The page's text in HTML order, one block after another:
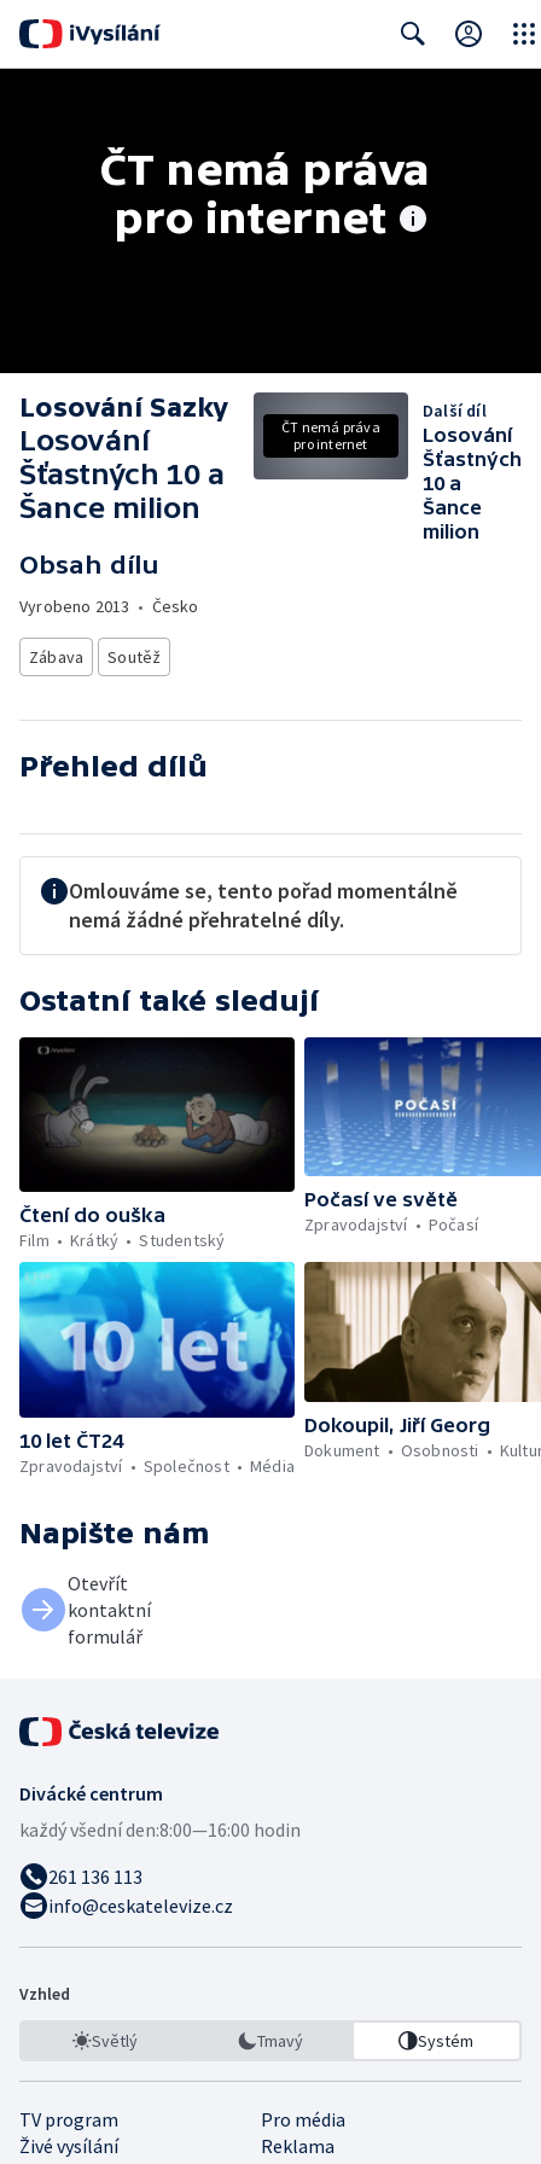
ČT nemá práva
pro internet
Losování Sazky
Losování
Šťastných 10 a
Šance milion
Obsah dílu
Vyrobeno 2013 • Česko
Zábava Soutěž
ČT nemá práva
pro internet
Další díl
Losování
Šťastných
10 a
Šance
milion
Přehled dílů
Omlouváme se, tento pořad momentálně
nemá žádné přehratelné díly.
Ostatní také sledují
Čtení do ouška
Film
Krátký Studentský
Počasí ve světě
Zpravodajství
Počasí
10 let ČT24
Zpravodajství
Společnost Média
Dokoupil, Jiří Georg
Dokument
Osobnosti
Napište nám
Otevřít
kontaktní
formulář
Divácké centrum
každý všední den:8:00—16:00 hodin
261 136 113
info@ceskatelevize.cz
Vzhled
Světlý Tmavý Systém
TV program
Pro média
Živé vysílání
Reklama